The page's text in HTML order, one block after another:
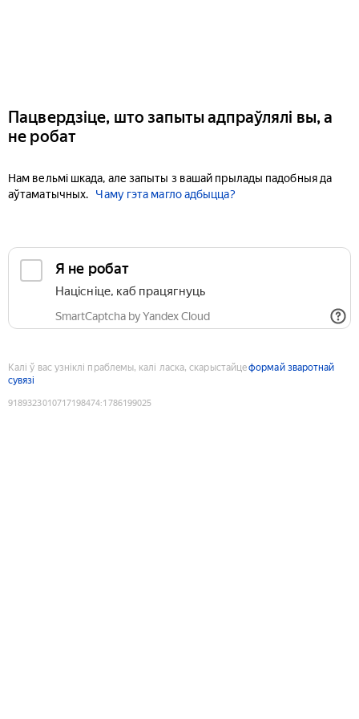
Пацвердзіце, што запыты адпраўлялі вы, а
не робат
Нам вельмі шкада, але запыты з вашай прылады падобныя да
аўтаматычных.
Чаму гэта магло адбыцца?
Я не робат
Націсніце, каб працягнуць
SmartCaptcha by Yandex Cloud
Калі ў вас узніклі праблемы, калі ласка, скарыстайцеформай зваротнай
сувязі
9189323010717198474:1786199025